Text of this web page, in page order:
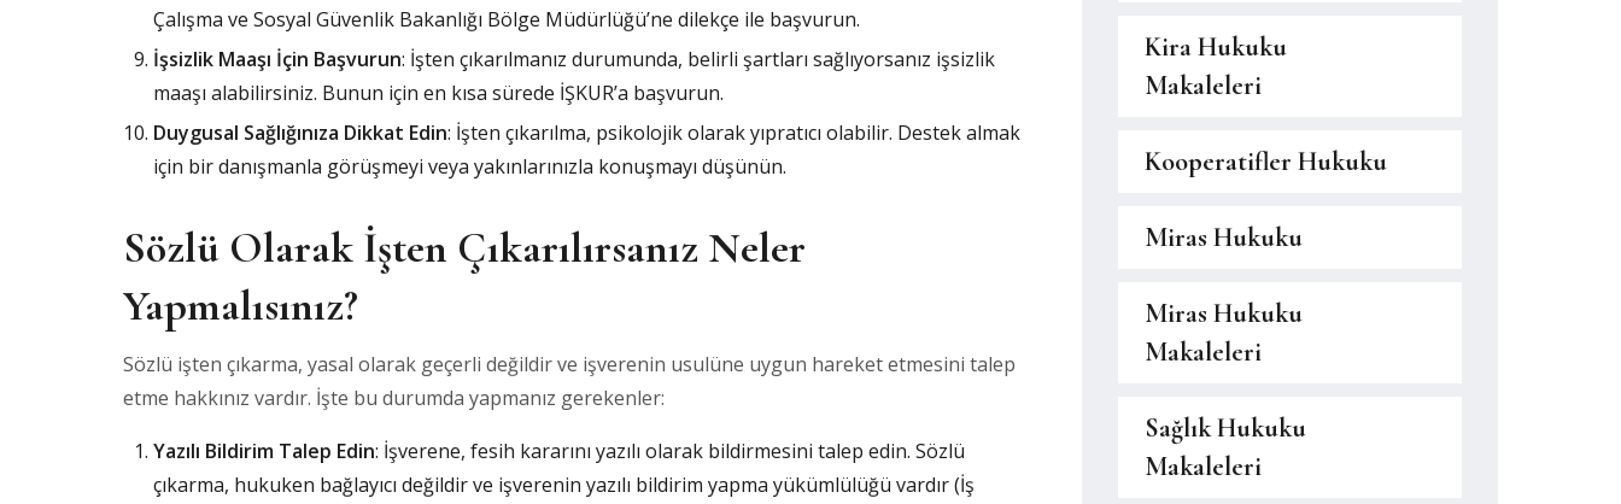
Çalışma ve Sosyal Güvenlik Bakanlığı Bölge Müdürlüğü’ne dilekçe ile başvurun.
İşsizlik Maaşı İçin Başvurun: İşten çıkarılmanız durumunda, belirli şartları sağlıyorsanız işsizlik
maaşı alabilirsiniz. Bunun için en kısa sürede İŞKUR’a başvurun.
Duygusal Sağlığınıza Dikkat Edin: İşten çıkarılma, psikolojik olarak yıpratıcı olabilir. Destek almak
için bir danışmanla görüşmeyi veya yakınlarınızla konuşmayı düşünün.
Sözlü Olarak İşten Çıkarılırsanız Neler
Yapmalısınız?
Sözlü işten çıkarma, yasal olarak geçerli değildir ve işverenin usulüne uygun hareket etmesini talep
etme hakkınız vardır. İşte bu durumda yapmanız gerekenler:
Yazılı Bildirim Talep Edin: İşverene, fesih kararını yazılı olarak bildirmesini talep edin. Sözlü
çıkarma, hukuken bağlayıcı değildir ve işverenin yazılı bildirim yapma yükümlülüğü vardır (İş
Kira Hukuku
Makaleleri
Kooperatifler Hukuku
Miras Hukuku
Miras Hukuku
Makaleleri
Sağlık Hukuku
Makaleleri